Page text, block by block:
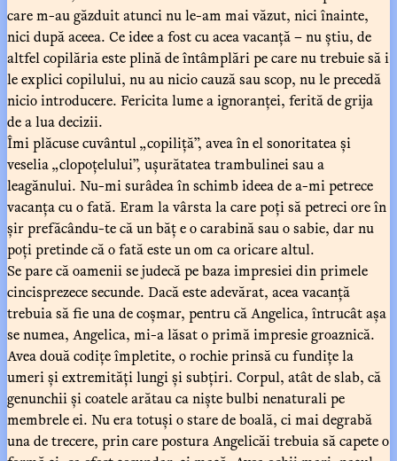
care m-au găzduit atunci nu le-am mai văzut, nici înainte,
nici după aceea. Ce idee a fost cu acea vacanță – nu știu, de
altfel copilăria este plină de întâmplări pe care nu trebuie să i
le explici copilului, nu au nicio cauză sau scop, nu le precedă
nicio introducere. Fericita lume a ignoranței, ferită de grija
de a lua decizii.
Îmi plăcuse cuvântul „copiliță”, avea în el sonoritatea și
veselia „clopoțelului”, ușurătatea trambulinei sau a
leagănului. Nu-mi surâdea în schimb ideea de a-mi petrece
vacanța cu o fată. Eram la vârsta la care poți să petreci ore în
șir prefăcându-te că un băț e o carabină sau o sabie, dar nu
poți pretinde că o fată este un om ca oricare altul.
Se pare că oamenii se judecă pe baza impresiei din primele
cincisprezece secunde. Dacă este adevărat, acea vacanță
trebuia să fie una de coșmar, pentru că Angelica, întrucât așa
se numea, Angelica, mi-a lăsat o primă impresie groaznică.
Avea două codițe împletite, o rochie prinsă cu fundițe la
umeri și extremități lungi și subțiri. Corpul, atât de slab, că
genunchii și coatele arătau ca niște bulbi nenaturali pe
membrele ei. Nu era totuși o stare de boală, ci mai degrabă
una de trecere, prin care postura Angelicăi trebuia să capete o